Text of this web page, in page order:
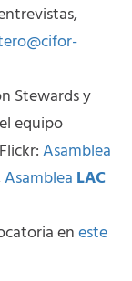
Stewards y
equipo
Asamblea
Asamblea LAC
eneste